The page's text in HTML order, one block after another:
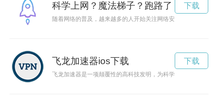
科学上网？魔法梯子？跑路了
随着网络的普及，越来越多的人开始关注网络安全和隐私保护
下载
飞龙加速器ios下载
飞龙加速器是一项颠覆性的高科技发明，为科学家们探索未知
下载